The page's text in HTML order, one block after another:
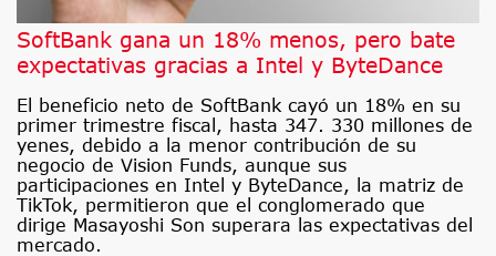
SoftBank gana un 18% menos, pero bate
expectativas gracias a Intel y ByteDance
El beneficio neto de SoftBank cayó un 18% en su
primer trimestre fiscal, hasta 347. 330 millones de
yenes, debido a la menor contribución de su
negocio de Vision Funds, aunque sus
participaciones en Intel y ByteDance, la matriz de
TikTok, permitieron que el conglomerado que
dirige Masayoshi Son superara las expectativas del
mercado.